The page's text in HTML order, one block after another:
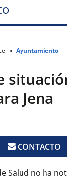
Ayuntamiento
Jena
CONTACTO
Salud no ha